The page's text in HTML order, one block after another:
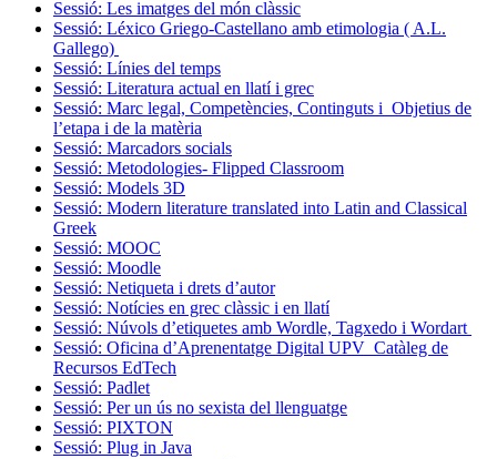
Sessió: Les imatges del món clàssic
Sessió: Léxico Griego-Castellano amb etimologia ( A.L.
Gallego)
Sessió: Línies del temps
Sessió: Literatura actual en llatí i grec
Sessió: Marc legal, Competències, Continguts i Objetius de
l’etapa i de la matèria
Sessió: Marcadors socials
Sessió: Metodologies- Flipped Classroom
Sessió: Models 3D
Sessió: Modern literature translated into Latin and Classical
Greek
Sessió: MOOC
Sessió: Moodle
Sessió: Netiqueta i drets d’autor
Sessió: Notícies en grec clàssic i en llatí
Sessió: Núvols d’etiquetes amb Wordle, Tagxedo i Wordart
Sessió: Oficina d’Aprenentatge Digital UPV_Catàleg de
Recursos EdTech
Sessió: Padlet
Sessió: Per un ús no sexista del llenguatge
Sessió: PIXTON
Sessió: Plug in Java